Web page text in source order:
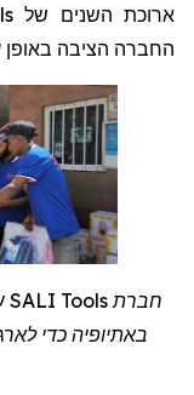
ארוכת השנים של
החברה הציבה באופן
חברתSALI Tools
באתיופיה כדי